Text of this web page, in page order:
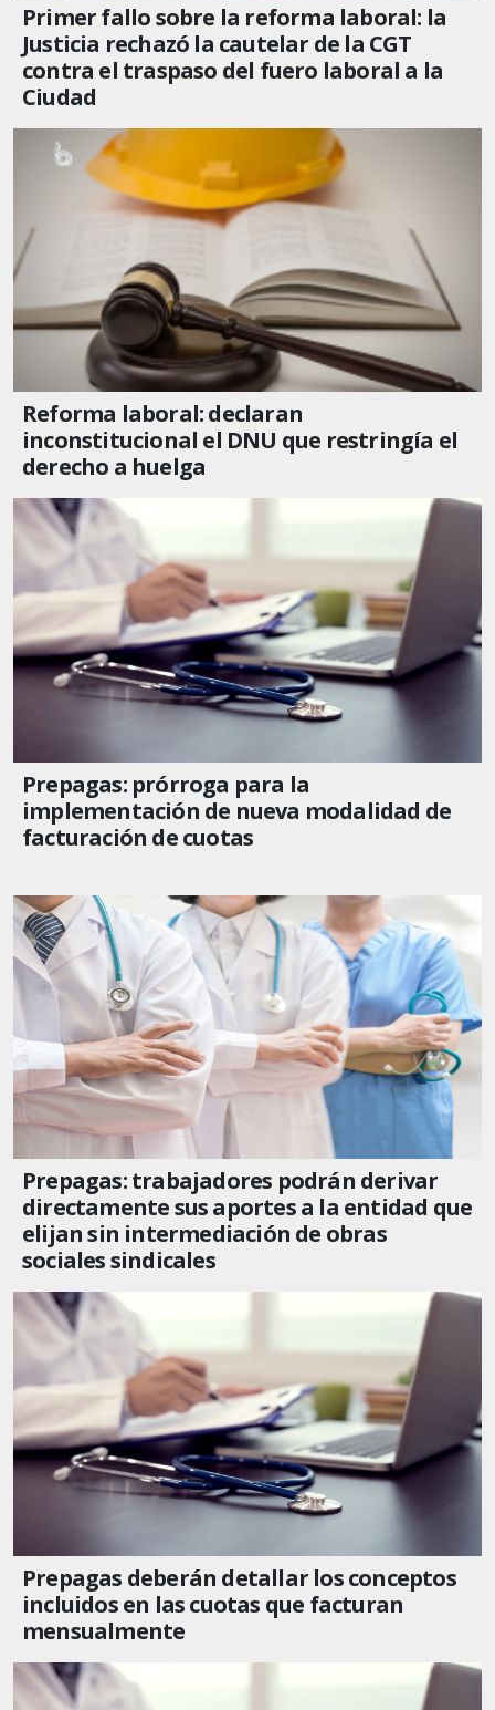
Primer fallo sobre la reforma laboral: la
Justicia rechazó la cautelar de la CGT
contra el traspaso del fuero laboral a la
Ciudad
Reforma laboral: declaran
inconstitucional el DNU que restringía el
derecho a huelga
Prepagas: prórroga para la
implementación de nueva modalidad de
facturación de cuotas
Prepagas: trabajadores podrán derivar
directamente sus aportes a la entidad que
elijan sin intermediación de obras
sociales sindicales
Prepagas deberán detallar los conceptos
incluidos en las cuotas que facturan
mensualmente